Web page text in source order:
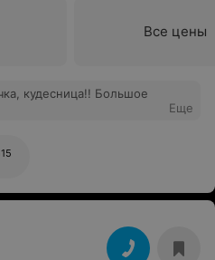
Все цены
кудесница!! Большое
Еще